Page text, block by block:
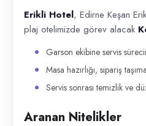
Erikli Hotel, Edirne Keşan
plaj otelimizde görev alacak
Garson ekibine servis
Masa hazırlığı, sipariş
Servis sonrası temizlik ve
Aranan Nitelikler